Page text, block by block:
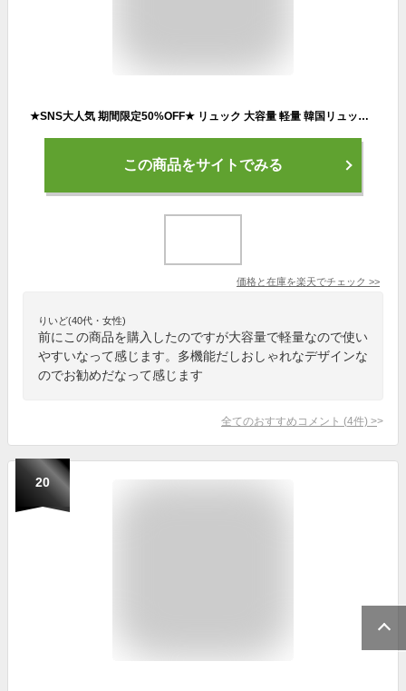
★SNS大人気 期間限定50%OFF★ リュック 大容量 軽量 韓国リュック 撥水 通学 通勤 出張 バックパック ナイロン 耐摩耗 防水 レディース メンズ リュックサック 韓国 おしゃれ 男女兼用 高校生 中学生 A4サイズ 15.6インチPC パック 多収納 多機能
この商品をサイトでみる
価格と在庫を楽天でチェック >>
りいど(40代・女性)
前にこの商品を購入したのですが大容量で軽量なので使い
やすいなって感じます。多機能だしおしゃれなデザインな
のでお勧めだなって感じます
全てのおすすめコメント (4件) >
20